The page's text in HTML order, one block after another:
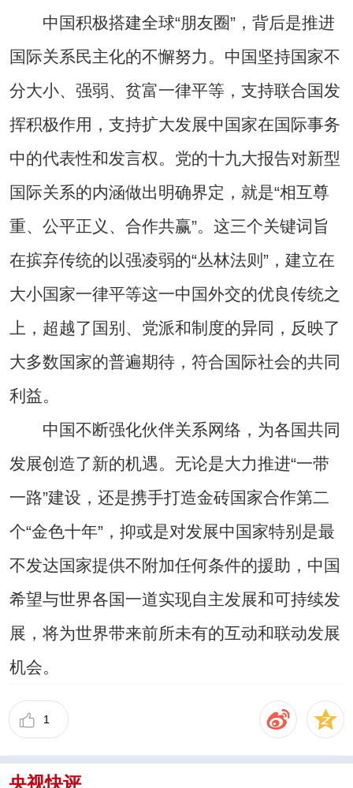
中国积极搭建全球“朋友圈”，背后是推进
国际关系民主化的不懈努力。中国坚持国家不
分大小、强弱、贫富一律平等，支持联合国发
挥积极作用，支持扩大发展中国家在国际事务
中的代表性和发言权。党的十九大报告对新型
国际关系的内涵做出明确界定，就是“相互尊
重、公平正义、合作共赢”。这三个关键词旨
在摈弃传统的以强凌弱的“丛林法则”，建立在
大小国家一律平等这一中国外交的优良传统之
上，超越了国别、党派和制度的异同，反映了
大多数国家的普遍期待，符合国际社会的共同
利益。
中国不断强化伙伴关系网络，为各国共同
发展创造了新的机遇。无论是大力推进“一带
一路”建设，还是携手打造金砖国家合作第二
个“金色十年”，抑或是对发展中国家特别是最
不发达国家提供不附加任何条件的援助，中国
希望与世界各国一道实现自主发展和可持续发
展，将为世界带来前所未有的互动和联动发展
机会。
1
央视快评